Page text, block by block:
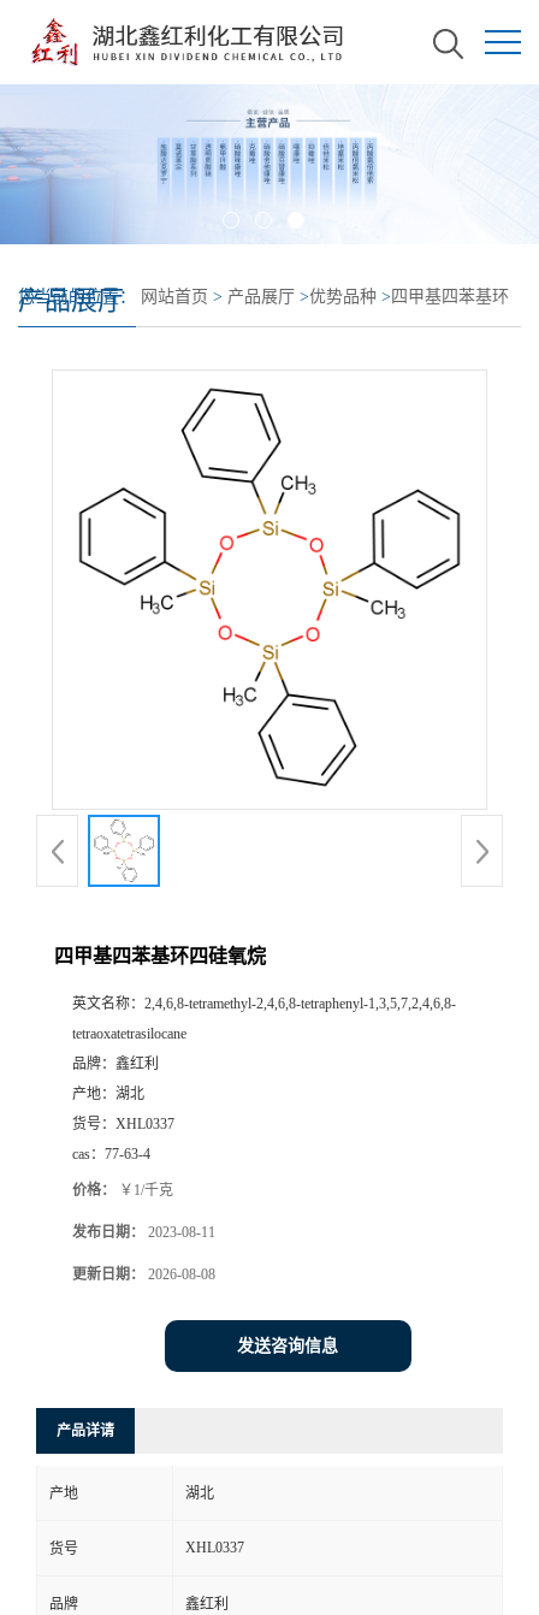
产品展厅
您当前的位置： 网站首页 > 产品展厅 >优势品种 > 四甲基四苯基环
四甲基四苯基环四硅氧烷
英文名称： 2,4,6,8-tetramethyl-2,4,6,8-tetraphenyl-1,3,5,7,2,4,6,8-
tetraoxatetrasilocane
品牌： 鑫红利
产地： 湖北
货号： XHL0337
cas： 77-63-4
价格： ￥1/千克
发布日期： 2023-08-11
更新日期： 2026-08-08
发送咨询信息
产品详请
产地 湖北
货号 XHL0337
品牌 鑫红利